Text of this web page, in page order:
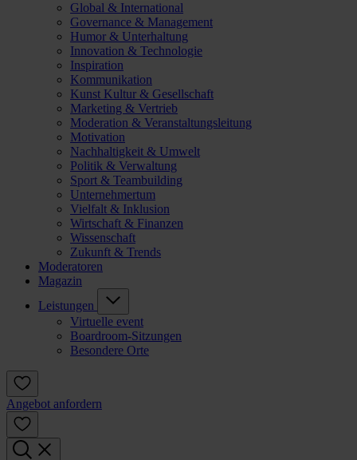
Global & International
Governance & Management
Humor & Unterhaltung
Innovation & Technologie
Inspiration
Kommunikation
Kunst Kultur & Gesellschaft
Marketing & Vertrieb
Moderation & Veranstaltungsleitung
Motivation
Nachhaltigkeit & Umwelt
Politik & Verwaltung
Sport & Teambuilding
Unternehmertum
Vielfalt & Inklusion
Wirtschaft & Finanzen
Wissenschaft
Zukunft & Trends
Moderatoren
Magazin
Leistungen
Virtuelle event
Boardroom-Sitzungen
Besondere Orte
Angebot anfordern